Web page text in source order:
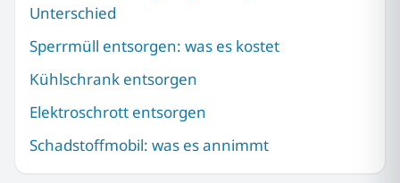
Unterschied
Sperrmüll entsorgen: was es kostet
Kühlschrank entsorgen
Elektroschrott entsorgen
Schadstoffmobil: was es annimmt